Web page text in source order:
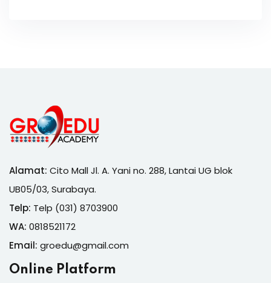
Alamat: Cito Mall Jl. A. Yani no. 288, Lantai UG blok
UB05/03, Surabaya.
Telp: Telp (031) 8703900
WA: 0818521172
Email: groedu@gmail.com
Online Platform